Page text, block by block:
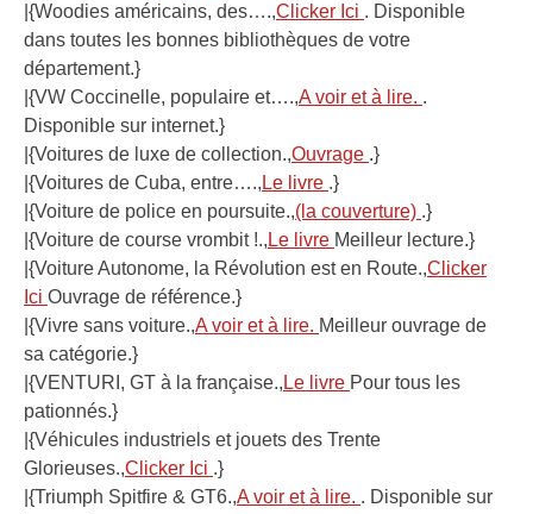
|{Woodies américains, des….,Clicker Ici . Disponible
dans toutes les bonnes bibliothèques de votre
département.}
|{VW Coccinelle, populaire et….,A voir et à lire. .
Disponible sur internet.}
|{Voitures de luxe de collection.,Ouvrage .}
|{Voitures de Cuba, entre…., Le livre .}
|{Voiture de police en poursuite.,(la couverture) .}
|{Voiture de course vrombit !., Le livre Meilleur lecture.}
|{Voiture Autonome, la Révolution est en Route.,Clicker
Ici Ouvrage de référence.}
|{Vivre sans voiture.,A voir et à lire. Meilleur ouvrage de
sa catégorie.}
|{VENTURI, GT à la française., Le livre Pour tous les
pationnés.}
|{Véhicules industriels et jouets des Trente
Glorieuses.,Clicker Ici .}
|{Triumph Spitfire & GT6.,A voir et à lire. . Disponible sur